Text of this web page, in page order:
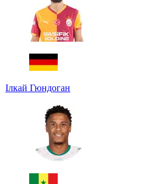
Ілкай Гюндоган